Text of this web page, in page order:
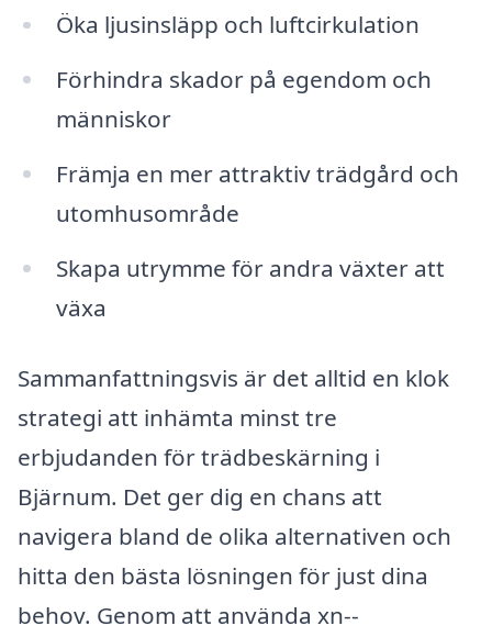
Öka ljusinsläpp och luftcirkulation
Förhindra skador på egendom och
människor
Främja en mer attraktiv trädgård och
utomhusområde
Skapa utrymme för andra växter att
växa
Sammanfattningsvis är det alltid en klok
strategi att inhämta minst tre
erbjudanden för trädbeskärning i
Bjärnum. Det ger dig en chans att
navigera bland de olika alternativen och
hitta den bästa lösningen för just dina
behov. Genom att använda xn--